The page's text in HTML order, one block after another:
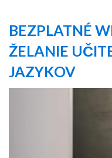
BEZPLATNÉ
ŽELANIE
JAZYKOV